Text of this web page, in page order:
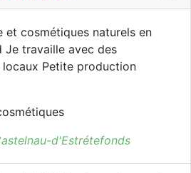
et cosmétiques naturels en
travaille avec des
Petite production
d'Estrétefonds